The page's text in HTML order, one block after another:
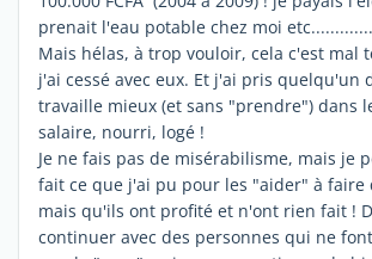
prenait l'eau potable chez moi etc.............
Mais hélas, à trop vouloir, cela c'est mal
j'ai cessé avec eux. Et j'ai pris quelqu'un
travaille mieux (et sans "prendre") dans
salaire, nourri, logé !
Je ne fais pas de misérabilisme, mais je
fait ce que j'ai pu pour les "aider" à faire
mais qu'ils ont profité et n'ont rien fait !
continuer avec des personnes qui ne